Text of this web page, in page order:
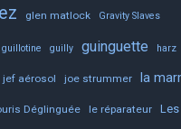
glen matlock Gravity Slaves
guillotine guilly guinguette harz
jef aérosol joe strummer la
Déglinguée le réparateur